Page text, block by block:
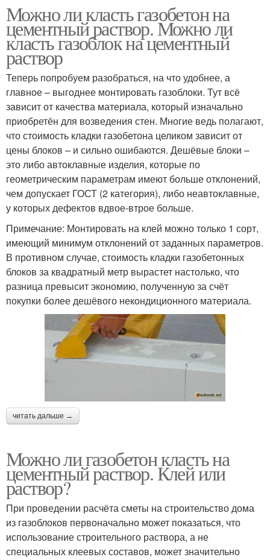
Можно ли класть газобетон на
цементный раствор. Можно ли
класть газоблок на цементный
раствор
Теперь попробуем разобраться, на что удобнее, а
главное – выгоднее монтировать газоблоки. Тут всё
зависит от качества материала, который изначально
приобретён для возведения стен. Многие ведь полагают,
что стоимость кладки газобетона целиком зависит от
цены блоков – и сильно ошибаются. Дешёвые блоки –
это либо автоклавные изделия, которые по
геометрическим параметрам имеют больше отклонений,
чем допускает ГОСТ (2 категория), либо неавтоклавные,
у которых дефектов вдвое-втрое больше.
Примечание: Монтировать на клей можно только 1 сорт,
имеющий минимум отклонений от заданных параметров.
В противном случае, стоимость кладки газобетонных
блоков за квадратный метр вырастет настолько, что
разница превысит экономию, полученную за счёт
покупки более дешёвого некондиционного материала.
читать дальше →
Можно ли газобетон класть на
цементный раствор. Клей или
раствор?
При проведении расчёта сметы на строительство дома
из газоблоков первоначально может показаться, что
использование строительного раствора, а не
специальных клеевых составов, может значительно